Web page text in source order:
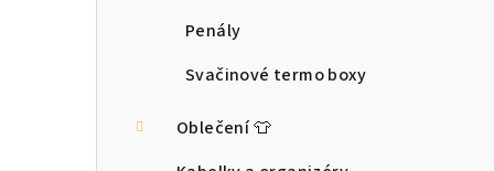
Penály
Svačinové termo boxy
Oblečení 👕